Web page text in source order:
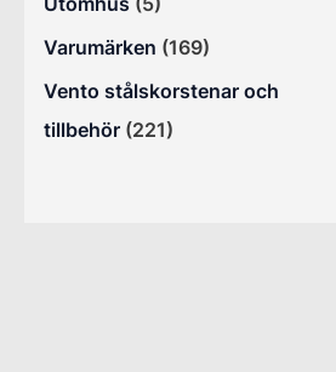
Varumärken (169)
Vento stålskorstenar och
tillbehör (221)